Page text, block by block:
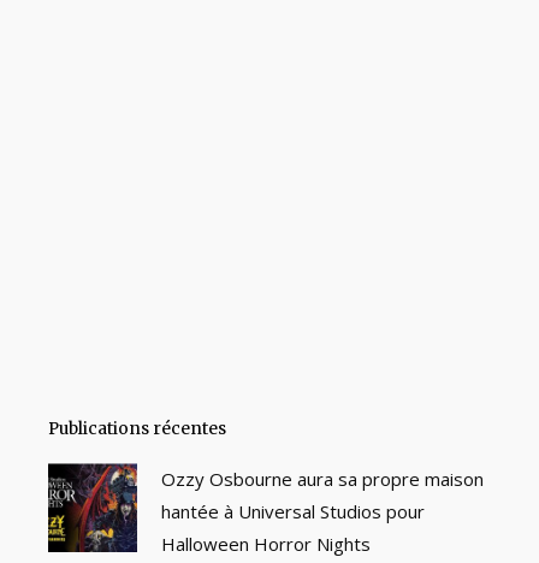
Publications récentes
Ozzy Osbourne aura sa propre maison
hantée à Universal Studios pour
Halloween Horror Nights